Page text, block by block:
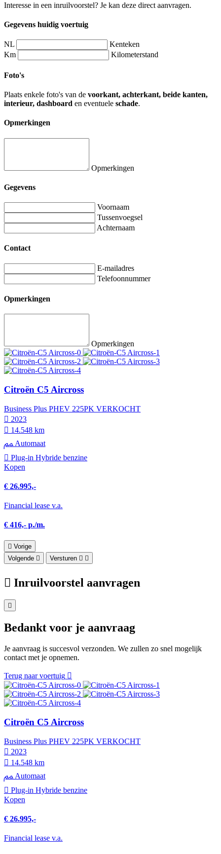
Interesse in een inruilvoorstel? Je kan deze direct aanvragen.
Gegevens huidig voertuig
NL
Kenteken
Km
Kilometerstand
Foto's
Plaats enkele foto's van de voorkant, achterkant, beide kanten,
interieur, dashboard en eventuele schade.
Opmerkingen
Opmerkingen
Gegevens
Voornaam
Tussenvoegsel
Achternaam
Contact
E-mailadres
Telefoonnummer
Opmerkingen
Opmerkingen
Citroën C5 Aircross
Business Plus PHEV 225PK VERKOCHT
2023
14.548 km
Automaat
Plug-in Hybride benzine
Kopen
€ 26.995,-
Financial lease v.a.
€ 416,- p./m.
Vorige
Volgende
Versturen
Inruilvoorstel aanvragen
Bedankt voor je aanvraag
Je aanvraag is succesvol verzonden. We zullen zo snel mogelijk
contact met je opnemen.
Terug naar voertuig
Citroën C5 Aircross
Business Plus PHEV 225PK VERKOCHT
2023
14.548 km
Automaat
Plug-in Hybride benzine
Kopen
€ 26.995,-
Financial lease v.a.